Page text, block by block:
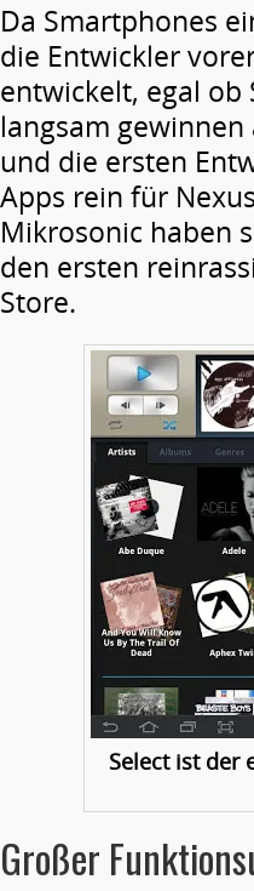
Da Smartphones
die Entwickler
entwickelt, egal ob
langsam
und die ersten
Apps rein für
Mikrosonic haben
den ersten
Store.
Select ist der
Großer